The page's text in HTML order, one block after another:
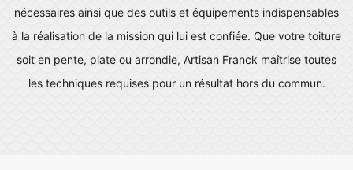
nécessaires ainsi que des outils et équipements indispensables
à la réalisation de la mission qui lui est confiée. Que votre toiture
soit en pente, plate ou arrondie, Artisan Franck maîtrise toutes
les techniques requises pour un résultat hors du commun.